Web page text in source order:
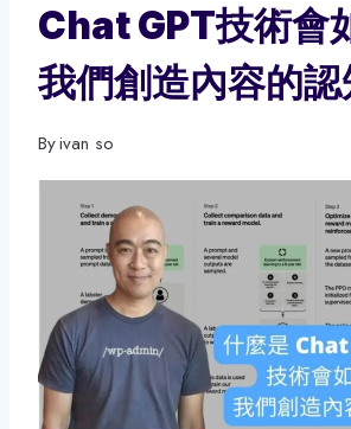
Chat GPT技術會
我們創造內容的認
Byivan so